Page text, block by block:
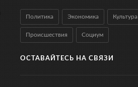
Политика Экономика Культура
Происшествия Социум
ОСТАВАЙТЕСЬ НА СВЯЗИ